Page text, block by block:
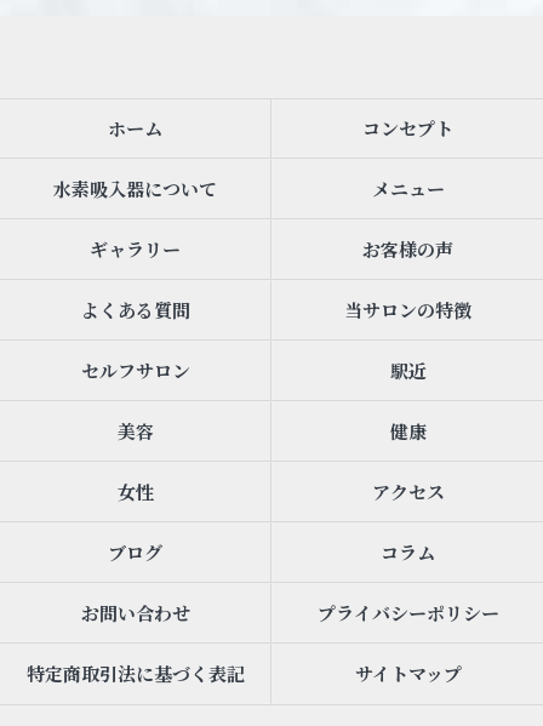
ホーム コンセプト
水素吸入器について メニュー
ギャラリー お客様の声
よくある質問 当サロンの特徴
セルフサロン 駅近
美容 健康
女性 アクセス
ブログ コラム
お問い合わせ プライバシーポリシー
特定商取引法に基づく表記 サイトマップ